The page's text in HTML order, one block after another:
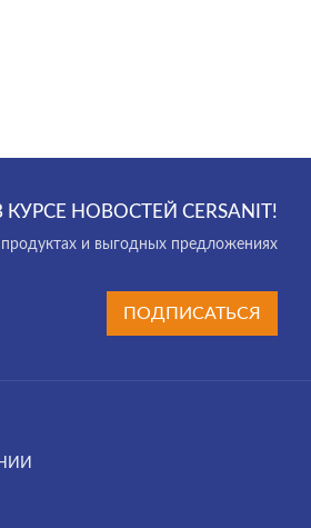
КУРСЕ НОВОСТЕЙ CERSANIT!
и выгодных предложениях
ПОДПИСАТЬСЯ